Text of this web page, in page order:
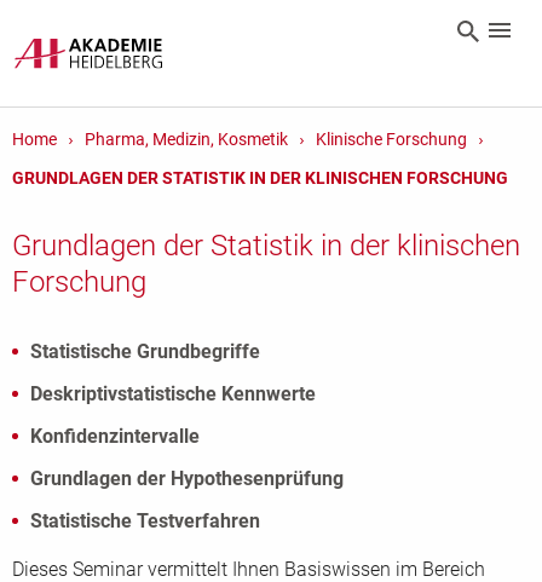
Home Pharma, Medizin, Kosmetik
Klinische Forschung
GRUNDLAGEN DER STATISTIK IN DER KLINISCHEN FORSCHUNG
Grundlagen der Statistik in der klinischen
Forschung
Statistische Grundbegriffe
Deskriptivstatistische Kennwerte
Konfidenzintervalle
Grundlagen der Hypothesenprüfung
Statistische Testverfahren
Dieses Seminar vermittelt Ihnen Basiswissen im Bereich